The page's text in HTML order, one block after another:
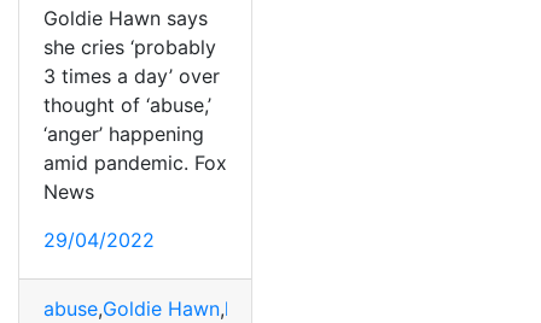
Goldie Hawn says
she cries ‘probably
3 times a day’ over
thought of ‘abuse,’
‘anger’ happening
amid pandemic. Fox
News
29/04/2022
abuse,Goldie Hawn,health